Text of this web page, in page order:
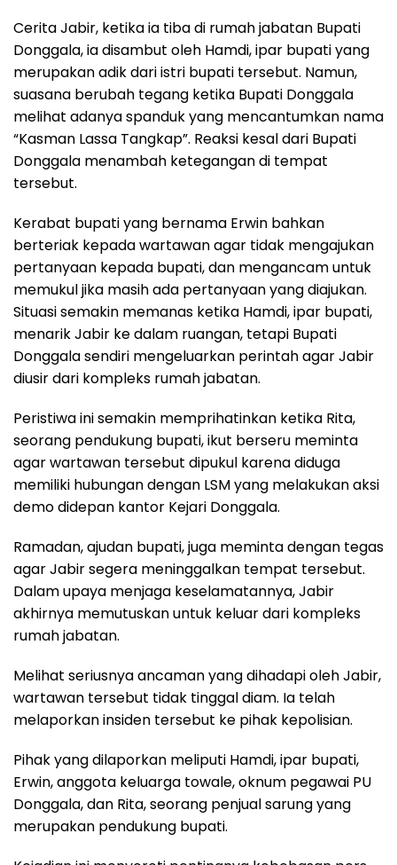
Cerita Jabir, ketika ia tiba di rumah jabatan Bupati
Donggala, ia disambut oleh Hamdi, ipar bupati yang
merupakan adik dari istri bupati tersebut. Namun,
suasana berubah tegang ketika Bupati Donggala
melihat adanya spanduk yang mencantumkan nama
“Kasman Lassa Tangkap”. Reaksi kesal dari Bupati
Donggala menambah ketegangan di tempat
tersebut.
Kerabat bupati yang bernama Erwin bahkan
berteriak kepada wartawan agar tidak mengajukan
pertanyaan kepada bupati, dan mengancam untuk
memukul jika masih ada pertanyaan yang diajukan.
Situasi semakin memanas ketika Hamdi, ipar bupati,
menarik Jabir ke dalam ruangan, tetapi Bupati
Donggala sendiri mengeluarkan perintah agar Jabir
diusir dari kompleks rumah jabatan.
Peristiwa ini semakin memprihatinkan ketika Rita,
seorang pendukung bupati, ikut berseru meminta
agar wartawan tersebut dipukul karena diduga
memiliki hubungan dengan LSM yang melakukan aksi
demo didepan kantor Kejari Donggala.
Ramadan, ajudan bupati, juga meminta dengan tegas
agar Jabir segera meninggalkan tempat tersebut.
Dalam upaya menjaga keselamatannya, Jabir
akhirnya memutuskan untuk keluar dari kompleks
rumah jabatan.
Melihat seriusnya ancaman yang dihadapi oleh Jabir,
wartawan tersebut tidak tinggal diam. Ia telah
melaporkan insiden tersebut ke pihak kepolisian.
Pihak yang dilaporkan meliputi Hamdi, ipar bupati,
Erwin, anggota keluarga towale, oknum pegawai PU
Donggala, dan Rita, seorang penjual sarung yang
merupakan pendukung bupati.